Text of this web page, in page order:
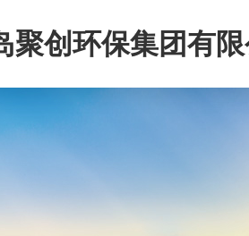
聚创环保集团有